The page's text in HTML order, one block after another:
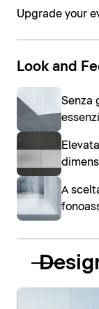
Upgrade your
Look and
Senza
A